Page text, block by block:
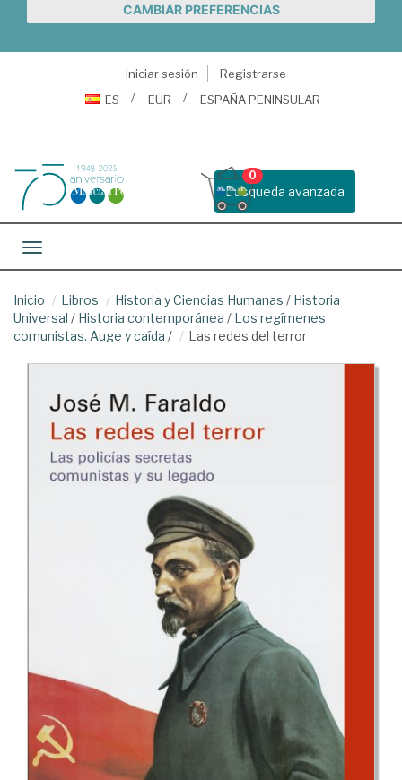
CAMBIAR PREFERENCIAS
Iniciar sesión
Registrarse
ES
EUR ESPAÑA PENINSULAR
Busqueda avanzada
0
Toggle navigation
Inicio Libros Historia y Ciencias Humanas / Historia
Universal / Historia contemporánea / Los regímenes
comunistas. Auge y caída / Las redes del terror